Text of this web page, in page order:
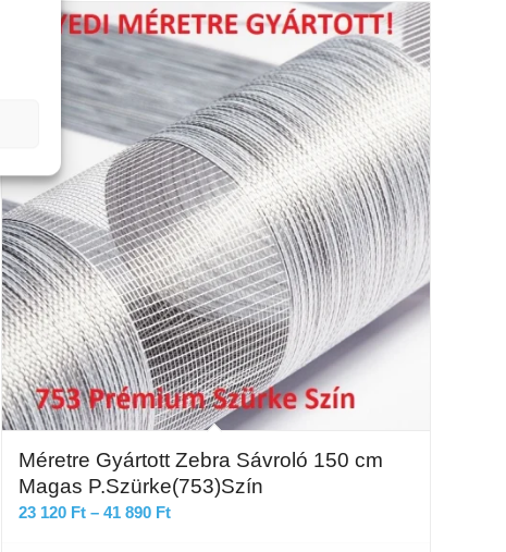
27
330 Ft
Méretre Gyártott Zebra Sávroló 150 cm
Magas P.Szürke(753)Szín
23 120 Ft – 41 890 FtÁrtartomány: